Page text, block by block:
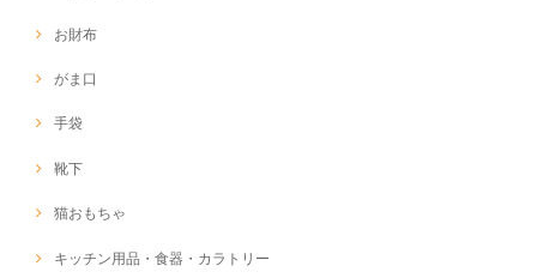
お財布
がま口
手袋
靴下
猫おもちゃ
キッチン用品・食器・カラトリー